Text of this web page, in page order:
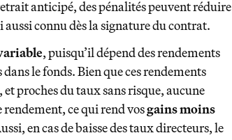
anticipé, des pénalités peuvent réduire
connu dès la signature du contrat.
, puisqu’il dépend des rendements
le fonds. Bien que ces rendements
proches du taux sans risque, aucune
rendement, ce qui rend vosgains moins
en cas de baisse des taux directeurs, le